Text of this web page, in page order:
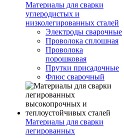
Материалы для сварки
углеродистых и
низколегированных сталей
Электроды сварочные
Проволока сплошная
Проволока
порошковая
Прутки присадочные
Флюс сварочный
Материалы для сварки
легированных